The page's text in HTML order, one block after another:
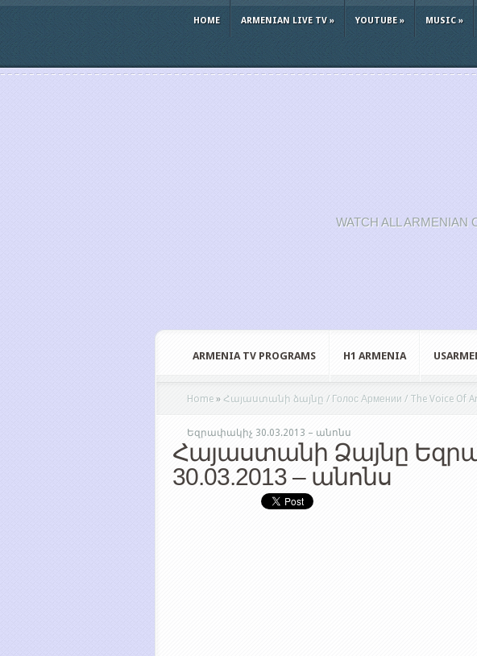
HOME ARMENIAN LIVE TV» YOUTUBE» MUSIC»
WATCH ALL ARMENIAN
ARMENIA TV PROGRAMS H1 ARMENIA
Home » Հայաստանի ձայնը / Голос Армении / The Voice Of
Եզրափակիչ 30.03.2013 – անոնս
Հայաստանի Ձայնը
30.03.2013 – անոնս